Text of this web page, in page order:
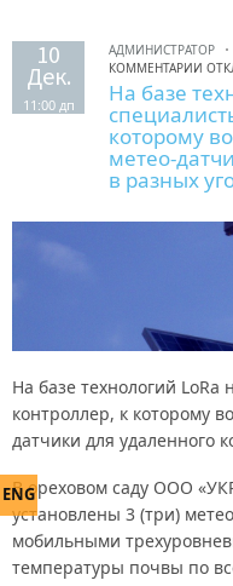
ENG
10
Дек.
11:00 дп
АДМИНИСТРАТОР
КОММЕНТАРИИ
На базе
которому
метео-
в разных
На базе технологий
контроллер, к которому
датчики для удаленного
В ореховом саду ООО
установлены 3 (три)
мобильными
температуры почвы по